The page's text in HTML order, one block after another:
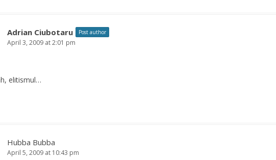
Adrian Ciubotaru Post author
April 3, 2009 at 2:01 pm
elitismul…
Hubba Bubba
April 5, 2009 at 10:43 pm